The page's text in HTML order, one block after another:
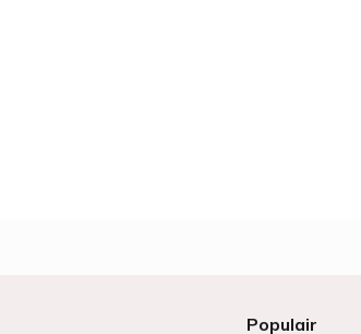
Populair